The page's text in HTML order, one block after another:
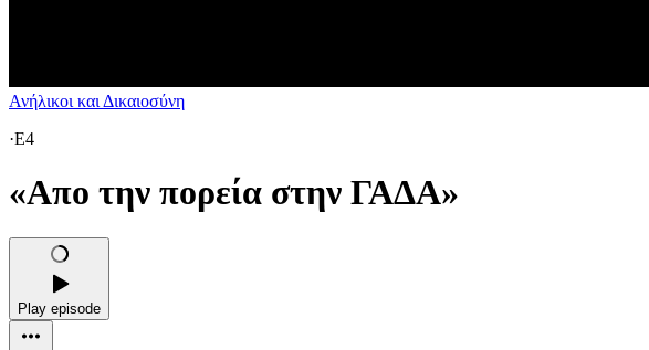
Ανήλικοι και Δικαιοσύνη
·E4
«Απο την πορεία στην ΓΑΔΑ»
Play episode